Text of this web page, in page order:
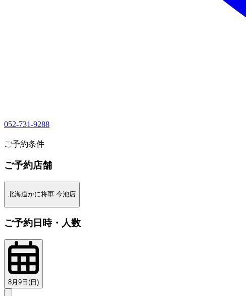
052-731-9288
ご予約条件
ご予約店舗
北海道かに将軍 今池店
ご予約日時・人数
8月9日(日)